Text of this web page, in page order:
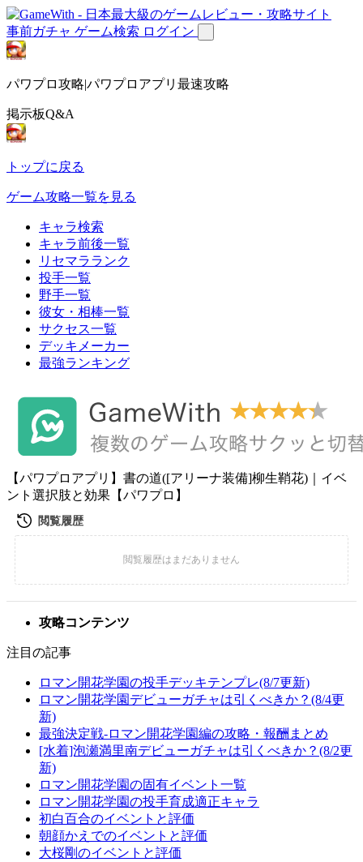
事前ガチャ ゲーム検索 ログイン
パワプロ攻略|パワプロアプリ最速攻略
掲示板Q&A
トップに戻る
ゲーム攻略一覧を見る
キャラ検索
キャラ前後一覧
リセマラランク
投手一覧
野手一覧
彼女・相棒一覧
サクセス一覧
デッキメーカー
最強ランキング
【パワプロアプリ】書の道([アリーナ装備]柳生鞘花)｜イベ
ント選択肢と効果【パワプロ】
攻略コンテンツ
注目の記事
ロマン開花学園の投手デッキテンプレ(8/7更新)
ロマン開花学園デビューガチャは引くべきか？(8/4更
新)
最強決定戦-ロマン開花学園編の攻略・報酬まとめ
[水着]泡瀬満里南デビューガチャは引くべきか？(8/2更
新)
ロマン開花学園の固有イベント一覧
ロマン開花学園の投手育成適正キャラ
初白百合のイベントと評価
朝顔かえでのイベントと評価
大桜剛のイベントと評価